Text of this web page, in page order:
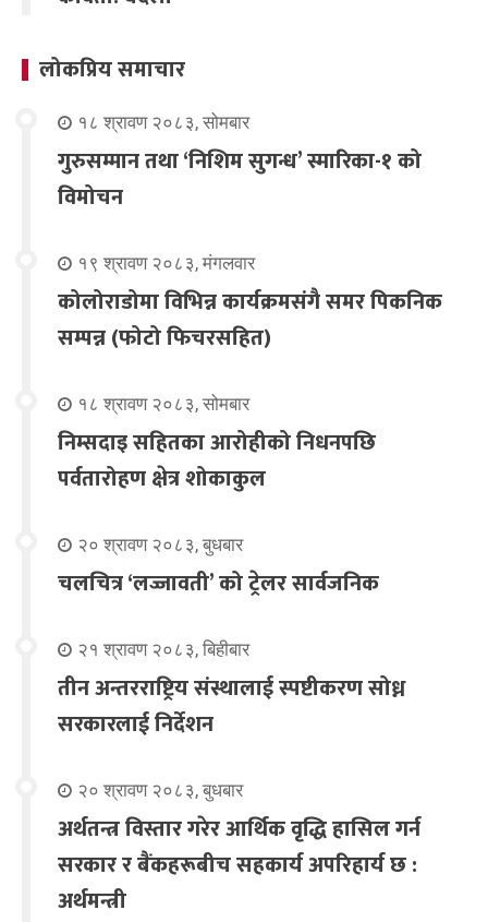
लोकप्रिय समाचार
१८ श्रावण २०८३, सोमबार
गुरुसम्मान तथा ‘निशिम सुगन्ध’ स्मारिका-१ को
विमोचन
१९ श्रावण २०८३, मंगलवार
कोलोराडोमा विभिन्न कार्यक्रमसंगै समर पिकनिक
सम्पन्न (फोटो फिचरसहित)
१८ श्रावण २०८३, सोमबार
निम्सदाइ सहितका आरोहीको निधनपछि
पर्वतारोहण क्षेत्र शोकाकुल
२० श्रावण २०८३, बुधबार
चलचित्र ‘लज्जावती’ को ट्रेलर सार्वजनिक
२१ श्रावण २०८३, बिहीबार
तीन अन्तरराष्ट्रिय संस्थालाई स्पष्टीकरण सोध्न
सरकारलाई निर्देशन
२० श्रावण २०८३, बुधबार
अर्थतन्त्र विस्तार गरेर आर्थिक वृद्धि हासिल गर्न
सरकार र बैंकहरूबीच सहकार्य अपरिहार्य छ :
अर्थमन्त्री